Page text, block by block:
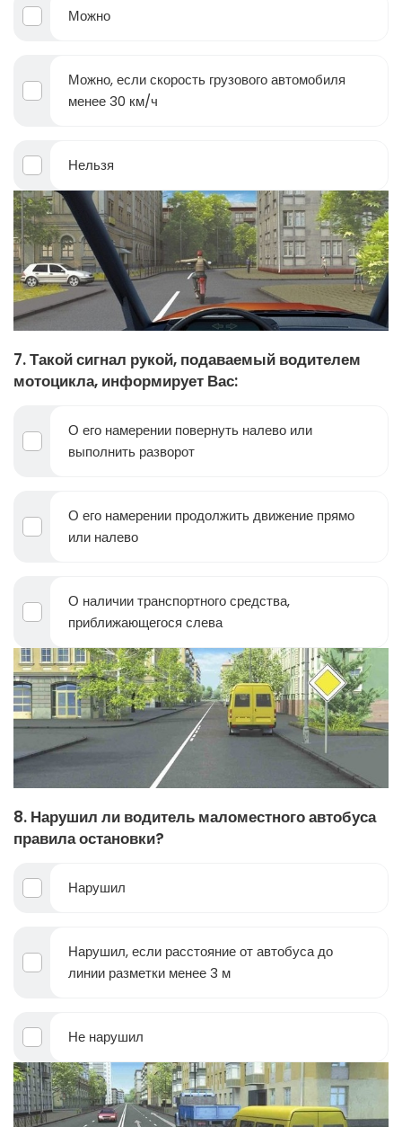
Можно
Можно, если скорость грузового автомобиля
менее 30 км/ч
Нельзя
7. Такой сигнал рукой, подаваемый водителем
мотоцикла, информирует Вас:
О его намерении повернуть налево или
выполнить разворот
О его намерении продолжить движение прямо
или налево
О наличии транспортного средства,
приближающегося слева
8. Нарушил ли водитель маломестного автобуса
правила остановки?
Нарушил
Нарушил, если расстояние от автобуса до
линии разметки менее 3 м
Не нарушил